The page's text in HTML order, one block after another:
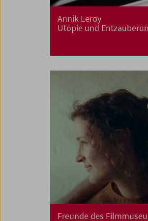
Annik Leroy
Utopie und
Freunde des